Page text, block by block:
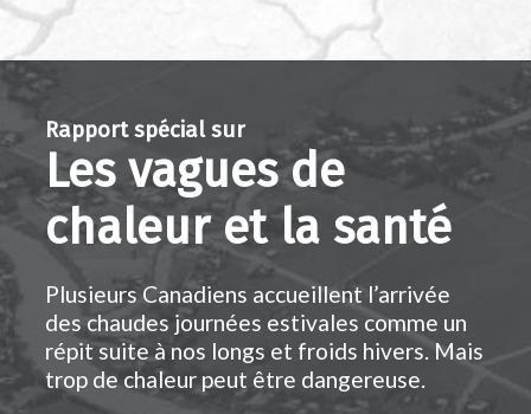
Rapport spécial sur
Les vagues de
chaleur et la santé
Plusieurs Canadiens accueillent l’arrivée
des chaudes journées estivales comme un
répit suite à nos longs et froids hivers. Mais
trop de chaleur peut être dangereuse.